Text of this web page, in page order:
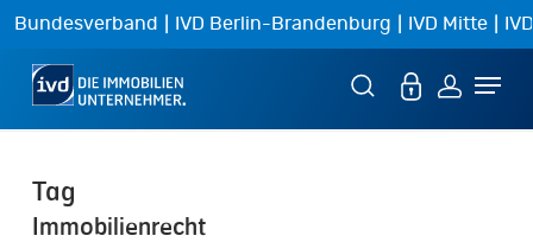
Skip
main
Bundesverband | IVD Berlin-Brandenburg | IVD Mitte |
Tag
Immobilienrecht